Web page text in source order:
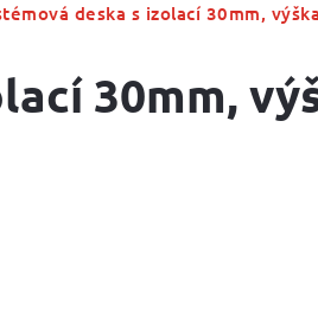
deska s izolací 30mm,
30mm,